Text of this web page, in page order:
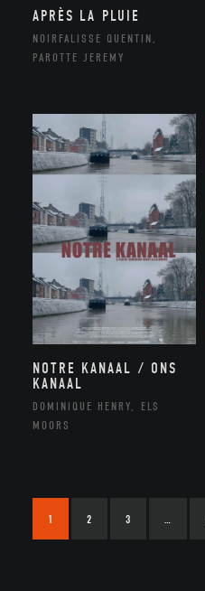
APRÈS LA PLUIE
NOIRFALISSE QUENTIN,
PAROTTE JEREMY
NOTRE KANAAL / ONS
KANAAL
DOMINIQUE HENRY, ELS
MOORS
1 2 3